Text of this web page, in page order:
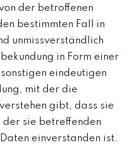
der betroffenen
bestimmten Fall in
unmissverständlich
in Form einer
eindeutigen
mit der die
gibt, dass sie
sie betreffenden
einverstanden ist.